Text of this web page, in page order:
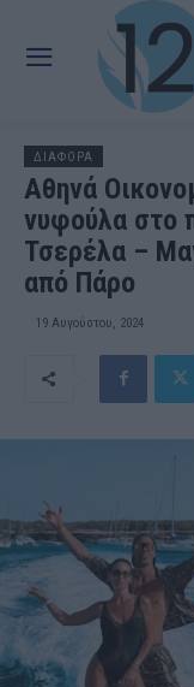
ΔΙΑΦΟΡΑ
Αθηνά
νυφούλα στο
Τσερέλα –
από Πάρο
19 Αυγούστου, 2024